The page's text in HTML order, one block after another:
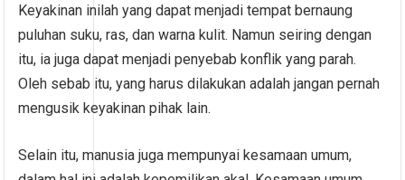
Keyakinan inilah yang dapat menjadi tempat bernaung
puluhan suku, ras, dan warna kulit. Namun seiring dengan
itu, ia juga dapat menjadi penyebab konflik yang parah.
Oleh sebab itu, yang harus dilakukan adalah jangan pernah
mengusik keyakinan pihak lain.
Selain itu, manusia juga mempunyai kesamaan umum,